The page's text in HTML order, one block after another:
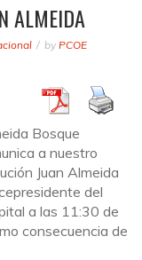
ALMEIDA
by PCOE
a nuestro
Juan Almeida
del
a las 11:30 de
consecuencia de